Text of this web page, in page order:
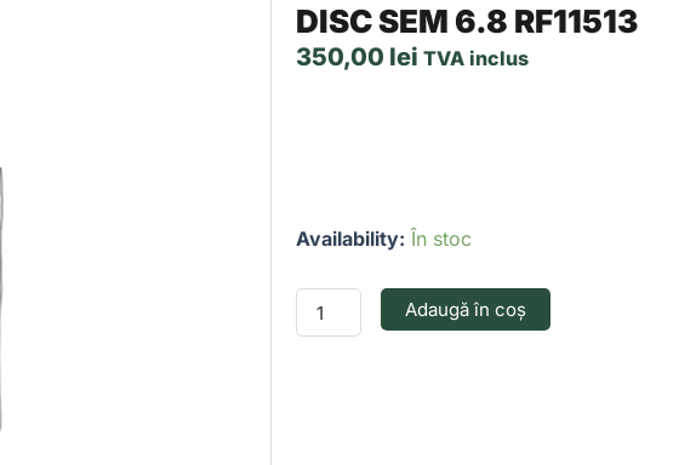
DISC SEM 6.8 RF11513
350,00 lei TVA inclus
Availability: În stoc
DISC
6.8
RF11513
Adaugă în coș